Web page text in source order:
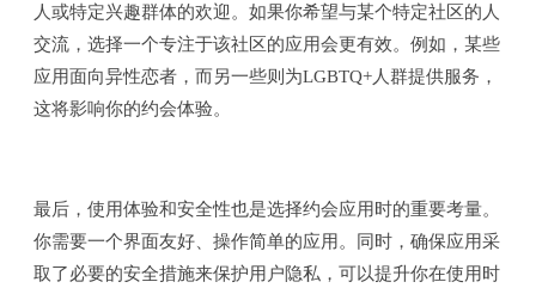
人或特定兴趣群体的欢迎。如果你希望与某个特定社区的人
交流，选择一个专注于该社区的应用会更有效。例如，某些
应用面向异性恋者，而另一些则为LGBTQ+人群提供服务，
这将影响你的约会体验。
最后，使用体验和安全性也是选择约会应用时的重要考量。
你需要一个界面友好、操作简单的应用。同时，确保应用采
取了必要的安全措施来保护用户隐私，可以提升你在使用时